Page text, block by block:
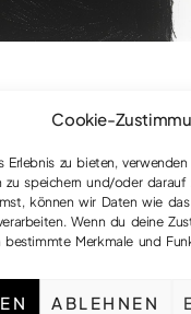
Cookie-
Erlebnis zu bieten,
zu speichern und/oder darauf
können wir Daten wie
Wenn du deine
bestimmte Merkmale und
ABLEHNEN
uns
April 14,